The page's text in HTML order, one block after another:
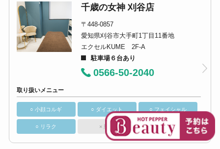
千歳の女神 刈谷店
〒448-0857
愛知県刈谷市大手町1丁目11番地
エクセルKUME 2F-A
駐車場６台あり
0566-50-2040
取り扱いメニュー
○ 小顔コルギ ○ ダイエット ○ フェイシャル
○ リラク × 脱毛 ○ ブライダル